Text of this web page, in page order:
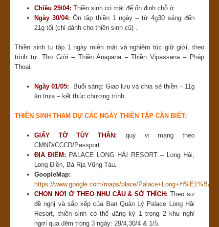
Chiều 29/04: Thiền sinh có mặt để ổn định chỗ ở.
Ngày 30/04: Ôn tập thiền 1 ngày – từ 4g30 sáng đến
21g tối (chỉ dành cho thiền sinh cũ) .
Thiền sinh tu tập 1 ngày miên mật và nghiêm túc giữ giới, theo
trình tự: Thọ Giới – Thiền Anapana – Thiền Vipassana – Pháp
Thoại.
Ngày 01/05: Buổi sáng: Giao lưu và chia sẻ thiền – 11g
ăn trưa – kết thúc chương trình.
THIỀN SINH THAM DỰ CÁC NGÀY THIỀN TẬP CẦN BIẾT:
GIẤY TỜ TÙY THÂN: quý vị mang theo
CMND/CCCD/Passport.
ĐỊA ĐIỂM: PALACE LONG HẢI RESORT – Long Hải,
Long Điền, Bà Rịa Vũng Tàu.
GoopleMap:
https://www.google.com/maps/place/
CHỌN NƠI Ở THEO NHU CẦU & SỞ THÍCH: Theo sự
đề nghị và sắp xếp của Ban Quản Lý Palace Long Hải
Resort, thiền sinh có thể đăng ký 1 trong 2 khu nghỉ
ngơi qua đêm trong 3 ngày: 29/4,30/4 & 1/5.